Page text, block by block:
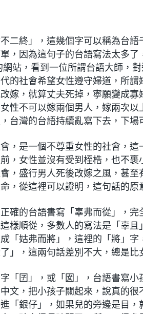
二終」，這幾個字可以稱為台語
，因為這句子的台語寫法太多
站，看到一位所謂台語大師，
的社會希望女性遵守婦道，所
嫁，就算丈夫死掉，寧願變成
性不可以嫁兩個男人，嫁兩次
台灣的台語持續亂寫下去，下場
，是一個不尊重女性的社會，
，女性並沒有受到桎梏，也不
，盛行男人死後改嫁之風，甚
，從這裡可以證明，這句話的原
確的台語書寫「辜弗而從」，
樣順從，多數人的寫法是「辜
「姑弗而將」，這裡的「將」
」，這兩句話差別不大，總是比
「囝」，或「囡」，台語書寫
文，把小孩子關起來，說真的
「銀仔」，如果兒的旁邊是目